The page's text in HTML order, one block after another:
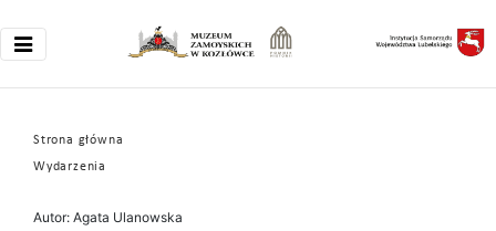
Strona główna
Wydarzenia
Autor: Agata Ulanowska